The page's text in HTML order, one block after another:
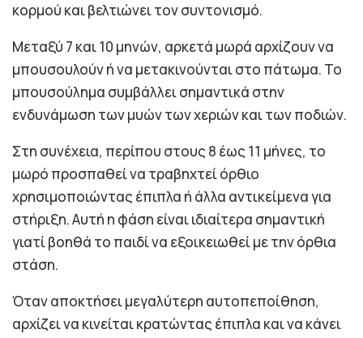
κορμού και βελτιώνει τον συντονισμό.
Μεταξύ 7 και 10 μηνών, αρκετά μωρά αρχίζουν να
μπουσουλούν ή να μετακινούνται στο πάτωμα. Το
μπουσούλημα συμβάλλει σημαντικά στην
ενδυνάμωση των μυών των χεριών και των ποδιών.
Στη συνέχεια, περίπου στους 8 έως 11 μήνες, το
μωρό προσπαθεί να τραβηχτεί όρθιο
χρησιμοποιώντας έπιπλα ή άλλα αντικείμενα για
στήριξη. Αυτή η φάση είναι ιδιαίτερα σημαντική
γιατί βοηθά το παιδί να εξοικειωθεί με την όρθια
στάση.
Όταν αποκτήσει μεγαλύτερη αυτοπεποίθηση,
αρχίζει να κινείται κρατώντας έπιπλα και να κάνει